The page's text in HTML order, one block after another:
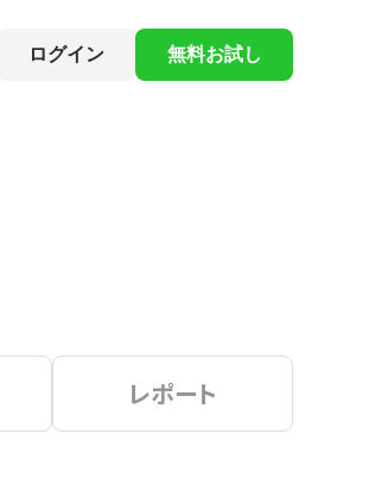
ログイン 無料お試し
レポート